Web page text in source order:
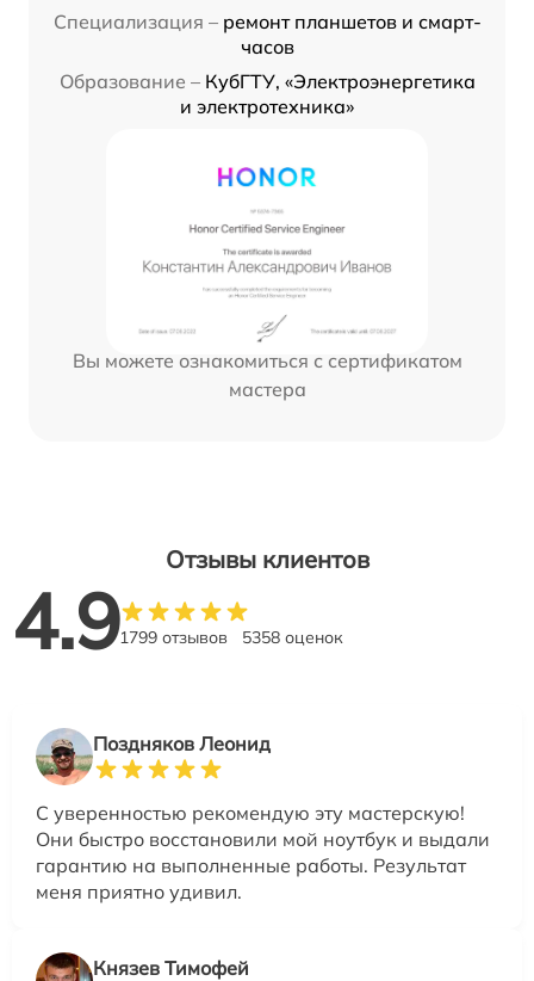
Специализация – ремонт планшетов и смарт-
часов
Образование – КубГТУ, «Электроэнергетика
и электротехника»
Вы можете ознакомиться с сертификатом
мастера
Отзывы клиентов
4.91799 отзывов 5358 оценок
Поздняков Леонид
С уверенностью рекомендую эту мастерскую!
Они быстро восстановили мой ноутбук и выдали
гарантию на выполненные работы. Результат
меня приятно удивил.
Князев Тимофей